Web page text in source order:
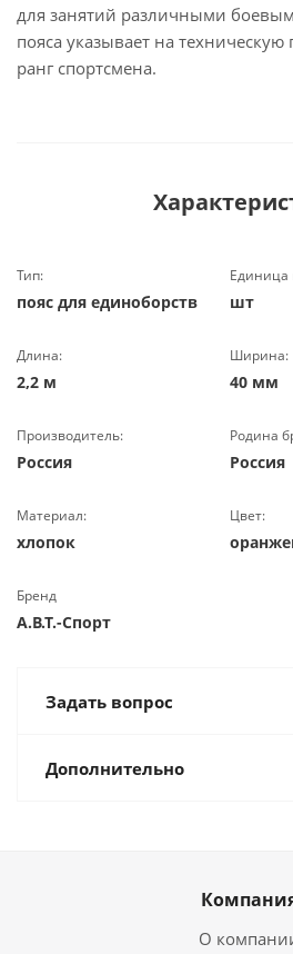
для занятий различными
пояса указывает на техническую
ранг спортсмена.
Тип:
пояс для единоборств
Единица
шт
Длина:
2,2 м
Ширина:
40 мм
Производитель:
Россия
Родина
Россия
Материал:
хлопок
Цвет:
Бренд
А.В.Т.-Спорт
Задать вопрос
Дополнительно
О